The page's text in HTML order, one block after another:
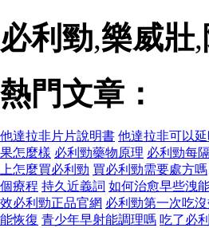
必利勁,樂威壯,
熱門文章：
他達拉非片片說明書 他達拉非可以
果怎麼樣 必利勁藥物原理 必利勁每
上怎麼買必利勁 買必利勁需要處方嗎
個療程 持久近義詞 如何治愈早些洩
效必利勁正品官網 必利勁第一次吃
能恢復 青少年早射能調理嗎 吃了必